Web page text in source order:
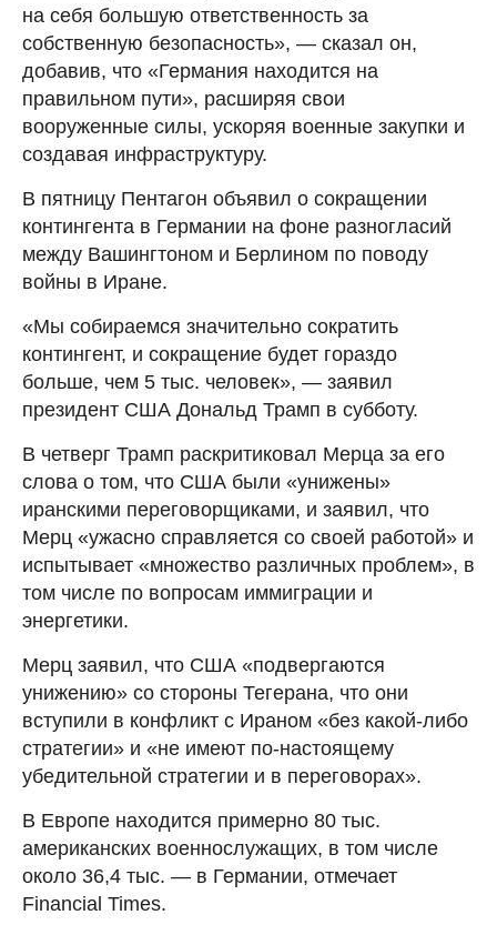
на себя большую ответственность за
собственную безопасность», — сказал он,
добавив, что «Германия находится на
правильном пути», расширяя свои
вооруженные силы, ускоряя военные закупки и
создавая инфраструктуру.
В пятницу Пентагон объявил о сокращении
контингента в Германии на фоне разногласий
между Вашингтоном и Берлином по поводу
войны в Иране.
«Мы собираемся значительно сократить
контингент, и сокращение будет гораздо
больше, чем 5 тыс. человек», — заявил
президент США Дональд Трамп в субботу.
В четверг Трамп раскритиковал Мерца за его
слова о том, что США были «унижены»
иранскими переговорщиками, и заявил, что
Мерц «ужасно справляется со своей работой» и
испытывает «множество различных проблем», в
том числе по вопросам иммиграции и
энергетики.
Мерц заявил, что США «подвергаются
унижению» со стороны Тегерана, что они
вступили в конфликт с Ираном «без какой-либо
стратегии» и «не имеют по-настоящему
убедительной стратегии и в переговорах».
В Европе находится примерно 80 тыс.
американских военнослужащих, в том числе
около 36,4 тыс. — в Германии, отмечает
Financial Times.